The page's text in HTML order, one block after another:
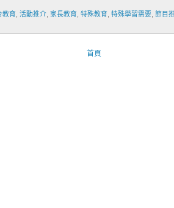
教育 活動推介 家長教育 特殊教育 特殊學習需要 節目
首頁